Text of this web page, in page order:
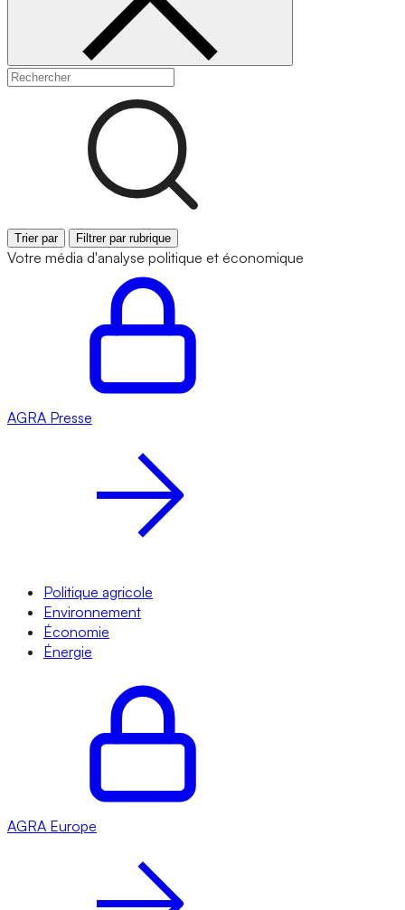
Trier par Filtrer par rubrique
Votre média d'analyse politique et économique
AGRA Presse
Politique agricole
Environnement
Économie
Énergie
AGRA Europe